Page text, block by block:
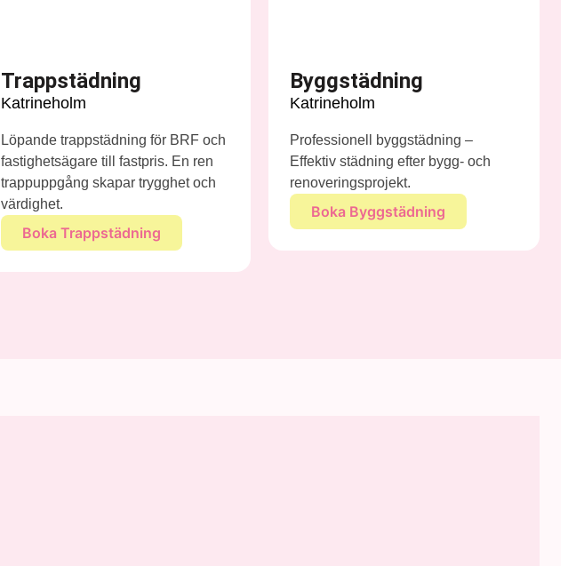
Trappstädning
Katrineholm
Löpande trappstädning för BRF och
fastighetsägare till fastpris. En ren
trappuppgång skapar trygghet och
värdighet.
Boka Trappstädning
Byggstädning
Katrineholm
Professionell byggstädning –
Effektiv städning efter bygg- och
renoveringsprojekt.
Boka Byggstädning